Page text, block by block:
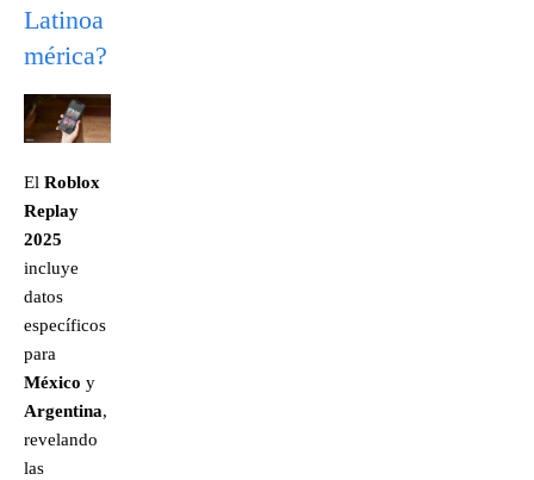
Latinoa
mérica?
El Roblox
Replay
2025
incluye
datos
específicos
para
México y
Argentina,
revelando
las